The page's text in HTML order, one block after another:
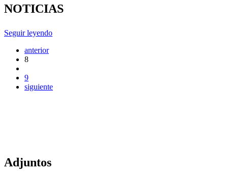
NOTICIAS
Seguir leyendo
anterior
8
9
siguiente
Adjuntos